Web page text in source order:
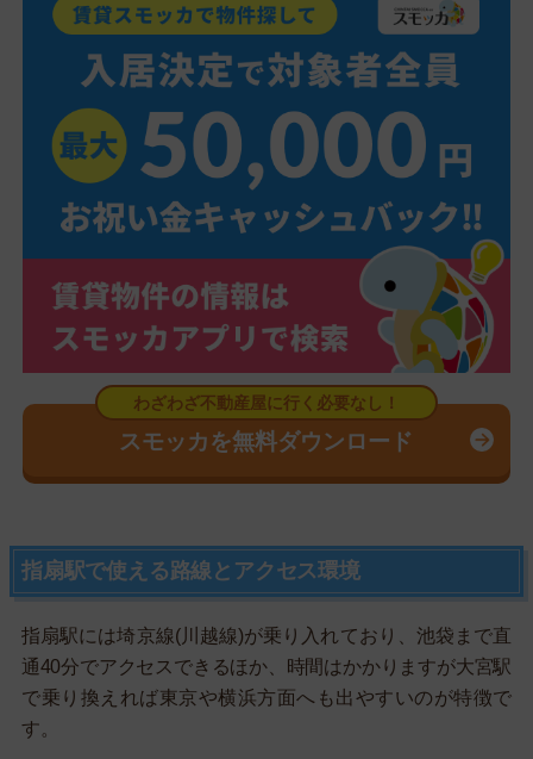
スモッカを無料ダウンロード
指扇駅で使える路線とアクセス環境
指扇駅には埼京線(川越線)が乗り入れており、池袋まで直
通40分でアクセスできるほか、時間はかかりますが大宮駅
で乗り換えれば東京や横浜方面へも出やすいのが特徴で
す。